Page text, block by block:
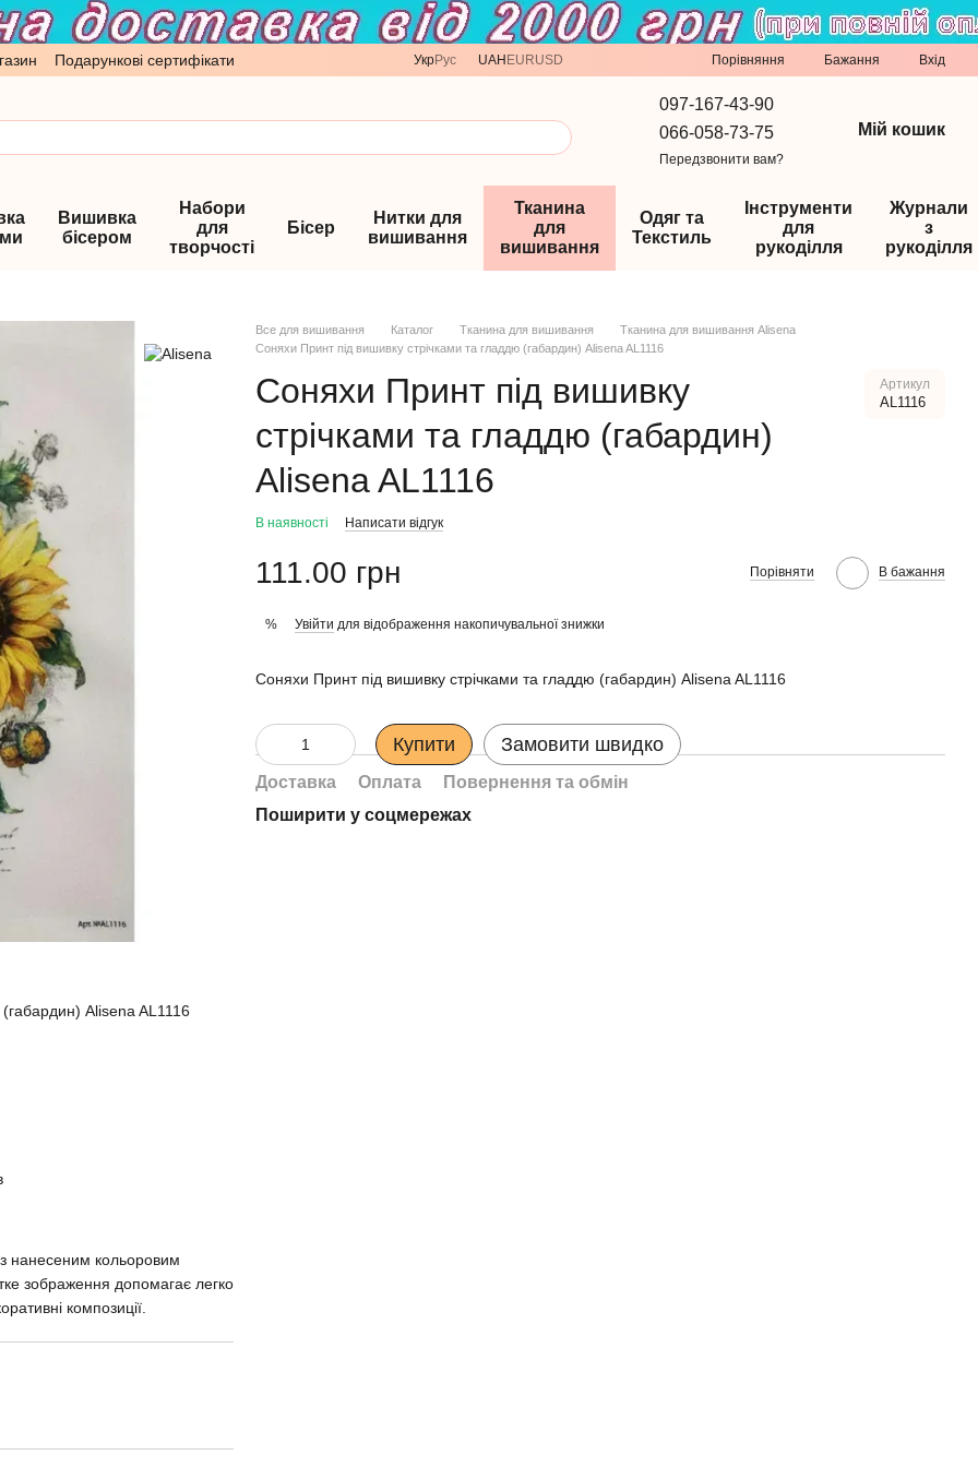
Подарункові сертифікати УкрРус UAH EURUSD Порівняння Бажання Вхід
097-167-43-90
066-058-73-75
Передзвонити вам?
Мій кошик
Вишивка
бісером
Набори
для
творчості
Бісер
Нитки для
вишивання
Тканина
для
вишивання
Одяг та
Текстиль
Інструменти
для
рукоділля
Журнали
з
рукоділля
Alisena AL1116
нанесеним кольоровим
зображення допомагає легко
композиції.
Все для вишивання Каталог Тканина для вишивання
Тканина для вишивання Alisena
Соняхи Принт під вишивку стрічками та гладдю (габардин) Alisena AL1116
Соняхи Принт під вишивку
стрічками та гладдю (габардин)
Alisena AL1116
Артикул
AL1116
В наявності Написати відгук
111.00 грн Порівняти В бажання
% Увійти для відображення накопичувальної знижки
Соняхи Принт під вишивку стрічками та гладдю (габардин) Alisena AL1116
Купити Замовити швидко
Доставка Оплата
Повернення та обмін
Поширити у соцмережах